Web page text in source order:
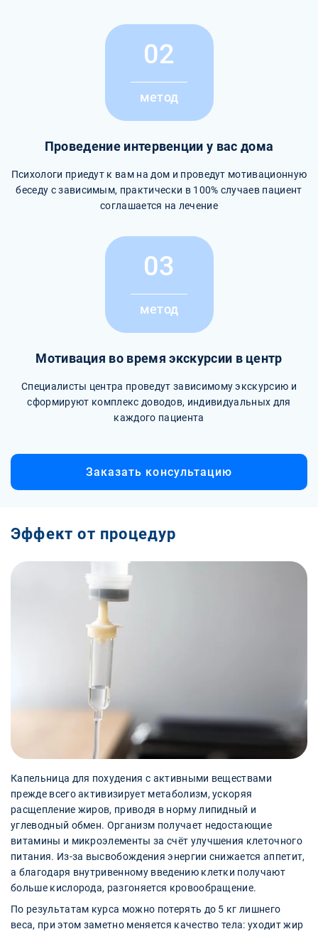
02
метод
Проведение интервенции у вас дома
Психологи приедут к вам на дом и проведут мотивационную
беседу с зависимым, практически в 100% случаев пациент
соглашается на лечение
03
метод
Мотивация во время экскурсии в центр
Специалисты центра проведут зависимому экскурсию и
сформируют комплекс доводов, индивидуальных для
каждого пациента
Заказать консультацию
Эффект от процедур
Капельница для похудения с активными веществами
прежде всего активизирует метаболизм, ускоряя
расщепление жиров, приводя в норму липидный и
углеводный обмен. Организм получает недостающие
витамины и микроэлементы за счёт улучшения клеточного
питания. Из-за высвобождения энергии снижается аппетит,
а благодаря внутривенному введению клетки получают
больше кислорода, разгоняется кровообращение.
По результатам курса можно потерять до 5 кг лишнего
веса, при этом заметно меняется качество тела: уходит жир